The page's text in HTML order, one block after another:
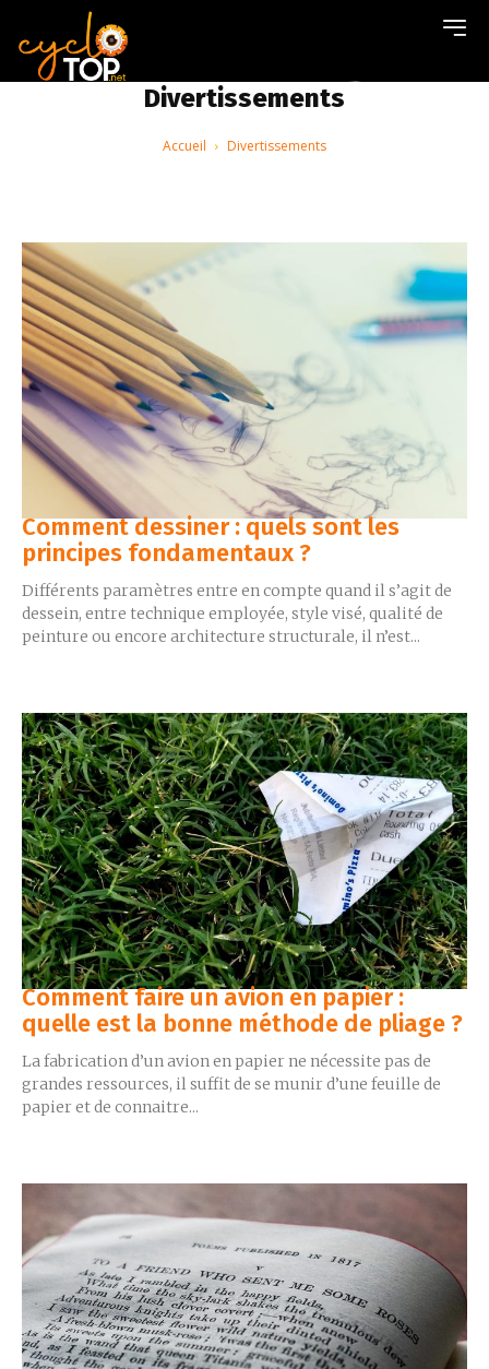
Divertissements
Accueil Divertissements
Comment dessiner : quels sont les
principes fondamentaux ?
Différents paramètres entre en compte quand il s’agit de
dessein, entre technique employée, style visé, qualité de
peinture ou encore architecture structurale, il n’est...
Comment faire un avion en papier :
quelle est la bonne méthode de pliage ?
La fabrication d’un avion en papier ne nécessite pas de
grandes ressources, il suffit de se munir d’une feuille de
papier et de connaitre...